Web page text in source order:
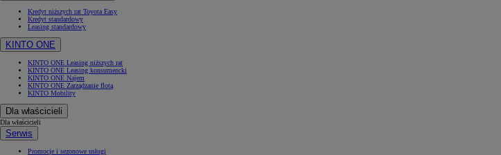
Kredyt niższych rat Toyota Easy
Kredyt standardowy
Leasing standardowy
KINTO ONE
KINTO ONE Leasing niższych rat
KINTO ONE Leasing konsumencki
KINTO ONE Najem
KINTO ONE Zarządzanie flotą
KINTO Mobility
Dla właścicieli
Dla właścicieli
Serwis
Promocje i sezonowe usługi